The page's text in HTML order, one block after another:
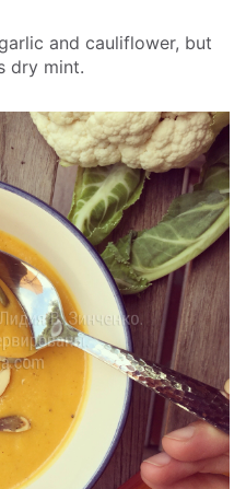
and cauliflower, but
dry mint.